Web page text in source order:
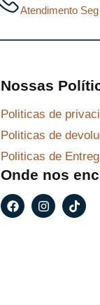
Atendimento
Nossas
Politicas de
Politicas de
Politicas de
Onde nos
F
a
I
n
T
i